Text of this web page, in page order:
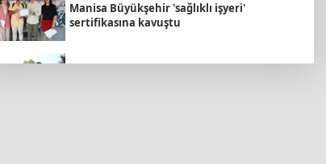
Manisa Büyükşehir 'sağlıklı işyeri'
sertifikasına kavuştu